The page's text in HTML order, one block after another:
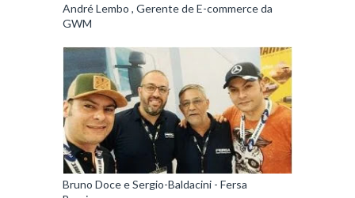
André Lembo , Gerente de E-commerce da
GWM
Bruno Doce e Sergio-Baldacini - Fersa